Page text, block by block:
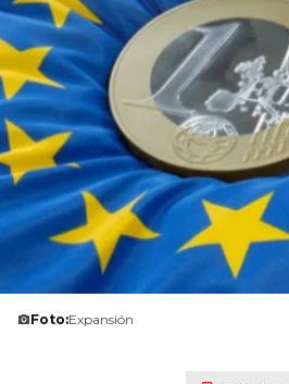
Foto:Expansión